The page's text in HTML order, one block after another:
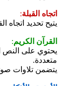
اتجاه القبلة:
يتيح تحديد اتجاه
القرآن الكريم:
يحتوي على النص
متعددة.
يتضمن تلاوات